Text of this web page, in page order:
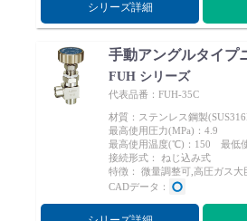
製品動画一覧
バルブと継手のきほん
説明会・講習会
シリーズ詳細
手動アングルタイプ
FUH シリーズ
代表品番：FUH-35C
材質：ステンレス鋼製
最高使用圧力(MPa)：4.9
最高使用温度(℃)：150 最低
接続形式： ねじ込み式
特徴： 微量調整可,高圧ガス大
CADデータ：